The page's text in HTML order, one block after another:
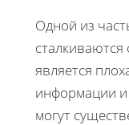
Одной из
является
информации и
могут